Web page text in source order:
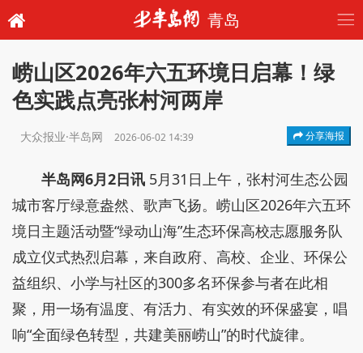
青岛
崂山区2026年六五环境日启幕！绿
色实践点亮张村河两岸
大众报业·半岛网 2026-06-02 14:39 分享海报
半岛网6月2日讯 5月31日上午，张村河生态公园
城市客厅绿意盎然、歌声飞扬。崂山区2026年六五环
境日主题活动暨“绿动山海”生态环保高校志愿服务队
成立仪式热烈启幕，来自政府、高校、企业、环保公
益组织、小学与社区的300多名环保参与者在此相
聚，用一场有温度、有活力、有实效的环保盛宴，唱
响“全面绿色转型，共建美丽崂山”的时代旋律。